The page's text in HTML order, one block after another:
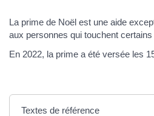
La prime de Noël est une aide
aux personnes qui touchent
En 2022, la prime a été versée les
Textes de référence